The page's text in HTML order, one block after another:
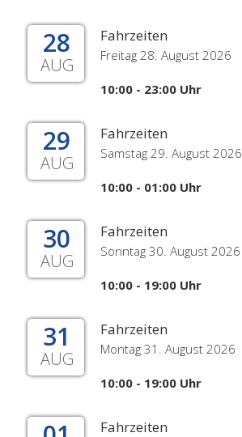
28
AUG
Fahrzeiten
Freitag 28. August 2026
10:00 - 23:00 Uhr
29
AUG
Fahrzeiten
Samstag 29. August 2026
10:00 - 01:00 Uhr
30
AUG
Fahrzeiten
Sonntag 30. August 2026
10:00 - 19:00 Uhr
31
AUG
Fahrzeiten
Montag 31. August 2026
10:00 - 19:00 Uhr
Fahrzeiten